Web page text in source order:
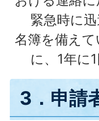
緊急時に迅
名簿を備え
に、1年に1
3．申請